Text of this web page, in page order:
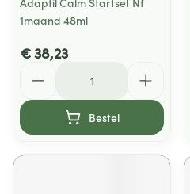
1maand 48ml
€ 38,23
Bestel